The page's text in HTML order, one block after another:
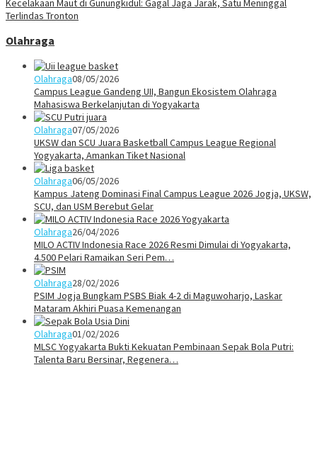
Kecelakaan Maut di Gunungkidul: Gagal Jaga Jarak, Satu Meninggal
Terlindas Tronton
Olahraga
Olahraga08/05/2026
Campus League Gandeng UII, Bangun Ekosistem Olahraga
Mahasiswa Berkelanjutan di Yogyakarta
Olahraga07/05/2026
UKSW dan SCU Juara Basketball Campus League Regional
Yogyakarta, Amankan Tiket Nasional
Olahraga06/05/2026
Kampus Jateng Dominasi Final Campus League 2026 Jogja, UKSW,
SCU, dan USM Berebut Gelar
Olahraga26/04/2026
MILO ACTIV Indonesia Race 2026 Resmi Dimulai di Yogyakarta,
4.500 Pelari Ramaikan Seri Pem…
Olahraga28/02/2026
PSIM Jogja Bungkam PSBS Biak 4-2 di Maguwoharjo, Laskar
Mataram Akhiri Puasa Kemenangan
Olahraga01/02/2026
MLSC Yogyakarta Bukti Kekuatan Pembinaan Sepak Bola Putri:
Talenta Baru Bersinar, Regenera…